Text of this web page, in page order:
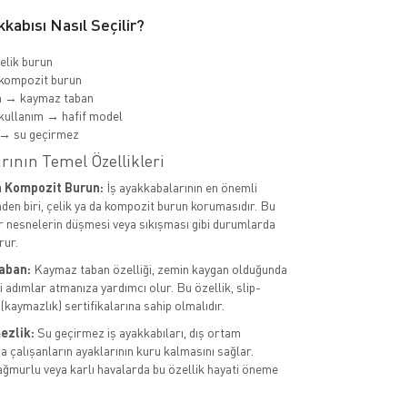
Nasıl Seçilir?
burun
burun
→ kaymaz taban
→ hafif model
su geçirmez
Temel Özellikleri
Kompozit Burun: İş ayakkabalarının en önemli
biri, çelik ya da kompozit burun korumasıdır. Bu
nesnelerin düşmesi veya sıkışması gibi durumlarda
Kaymaz taban özelliği, zemin kaygan olduğunda
adımlar atmanıza yardımcı olur. Bu özellik, slip-
sertifikalarına sahip olmalıdır.
Su geçirmez iş ayakkabıları, dış ortam
çalışanların ayaklarının kuru kalmasını sağlar.
veya karlı havalarda bu özellik hayati öneme